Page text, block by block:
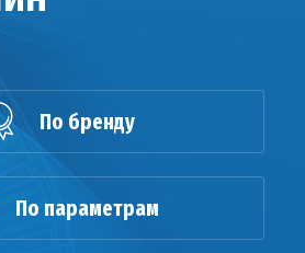
По бренду
По параметрам